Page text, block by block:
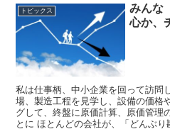
トピックス
みんな
心か、
私は仕事柄、中小企業を回って訪問
場、製造工程を見学し、設備の価格
グして、終盤に原価計算、原価管理
とに ほとんどの会社が、「どんぶり